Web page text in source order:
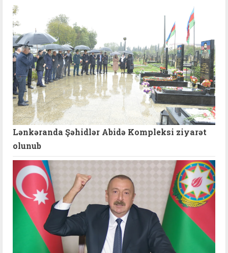
Lənkəranda Şəhidlər Abidə Kompleksi ziyarət
olunub